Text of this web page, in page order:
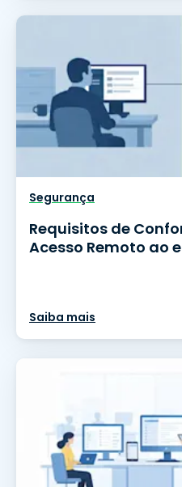
Segurança
Requisitos de
Acesso Remoto ao
Saiba mais